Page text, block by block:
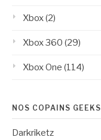
Xbox(2)
Xbox 360 (29)
Xbox One (114)
NOS COPAINS GEEKS
Darkriketz